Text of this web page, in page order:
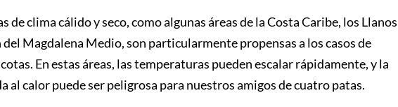
de clima cálido y seco, como algunas áreas de la Costa Caribe, los Llanos
Magdalena Medio, son particularmente propensas a los casos de
En estas áreas, las temperaturas pueden escalar rápidamente, y la
al calor puede ser peligrosa para nuestros amigos de cuatro patas.